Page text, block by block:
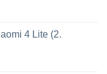
4 Lite (2.